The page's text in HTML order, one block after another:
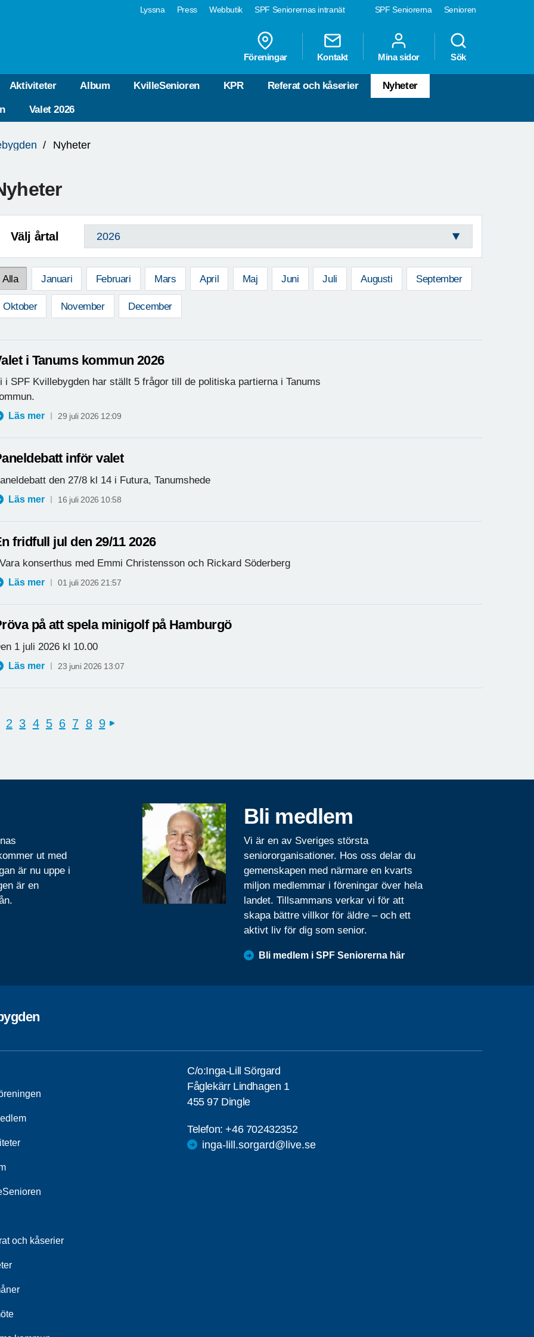
SPF Seniorerna Senioren
Lyssna Press Webbutik SPF Seniorernas intranät
Föreningar Kontakt Mina sidor Sök
Aktiviteter Album KvilleSenioren KPR Referat och kåserier Nyheter
Valet 2026
Nyheter
Välj årtal
Alla Januari Februari Mars April Maj Juni Juli Augusti September
Oktober November December
i Tanums kommun 2026
i SPF Kvillebygden har ställt 5 frågor till de politiska partierna i Tanums
Läs mer 29 juli 2026 12:09
inför valet
den 27/8 kl 14 i Futura, Tanumshede
Läs mer 16 juli 2026 10:58
fridfull jul den 29/11 2026
Vara konserthus med Emmi Christensson och Rickard Söderberg
Läs mer 01 juli 2026 21:57
på att spela minigolf på Hamburgö
1 juli 2026 kl 10.00
Läs mer 23 juni 2026 13:07
2 3 4 5 6 7 8 9 next
ut med
är nu uppe i
är en
Bli medlem
Vi är en av Sveriges största
seniororganisationer. Hos oss delar du
gemenskapen med närmare en kvarts
miljon medlemmar i föreningar över hela
landet. Tillsammans verkar vi för att
skapa bättre villkor för äldre – och ett
aktivt liv för dig som senior.
Bli medlem i SPF Seniorerna här
och kåserier
C/o:Inga-Lill Sörgard
Fåglekärr Lindhagen 1
455 97 Dingle
Telefon:+46 702432352
inga-lill.sorgard@live.se